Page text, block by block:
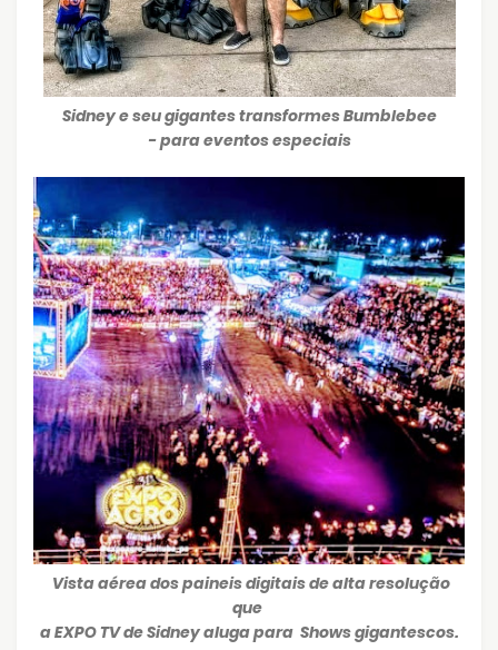
Sidney e seu gigantes transformes Bumblebee
- para eventos especiais
Vista aérea dos paineis digitais de alta resolução
que
a EXPO TV de Sidney aluga para Shows gigantescos.